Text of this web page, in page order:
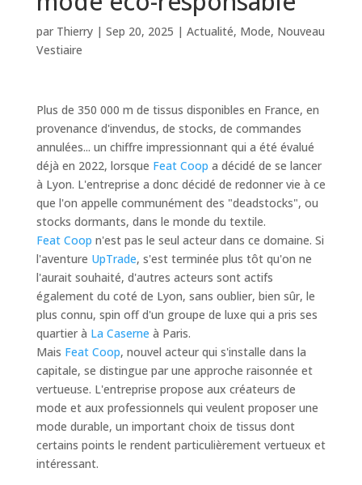
par Thierry| Sep 20, 2025 | Actualité, Mode, Nouveau
Vestiaire
Plus de 350 000 m de tissus disponibles en France, en
provenance d'invendus, de stocks, de commandes
annulées... un chiffre impressionnant qui a été évalué
déjà en 2022, lorsque Feat Coop a décidé de se lancer
à Lyon. L'entreprise a donc décidé de redonner vie à ce
que l'on appelle communément des "deadstocks", ou
stocks dormants, dans le monde du textile.
Feat Coop n'est pas le seul acteur dans ce domaine. Si
l'aventure UpTrade, s'est terminée plus tôt qu'on ne
l'aurait souhaité, d'autres acteurs sont actifs
également du coté de Lyon, sans oublier, bien sûr, le
plus connu, spin off d'un groupe de luxe qui a pris ses
quartier à La Caserne à Paris.
Mais Feat Coop, nouvel acteur qui s'installe dans la
capitale, se distingue par une approche raisonnée et
vertueuse. L'entreprise propose aux créateurs de
mode et aux professionnels qui veulent proposer une
mode durable, un important choix de tissus dont
certains points le rendent particulièrement vertueux et
intéressant.